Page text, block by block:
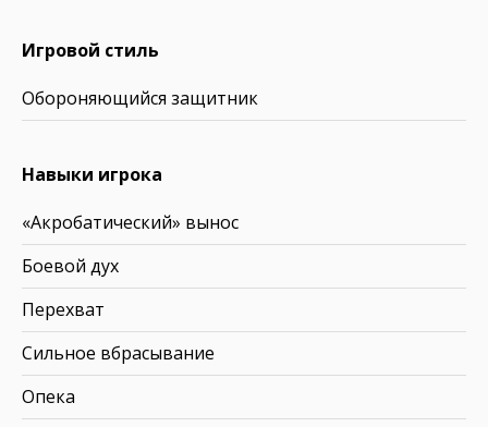
Игровой стиль
Обороняющийся защитник
Навыки игрока
«Акробатический» вынос
Боевой дух
Перехват
Сильное вбрасывание
Опека